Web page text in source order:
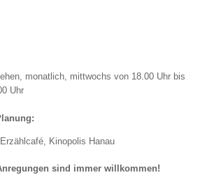
monatlich, mittwochs von 18.00 Uhr bis
Uhr
Kinopolis Hanau
sind immer willkommen!